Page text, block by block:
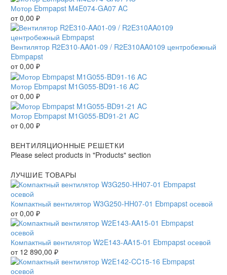
Мотор Ebmpapst M4E074-GA07 AC
от0,00 ₽
Вентилятор R2E310-AA01-09 / R2E310AA0109 центробежный
Ebmpapst
от0,00 ₽
Мотор Ebmpapst M1G055-BD91-16 AC
от0,00 ₽
Мотор Ebmpapst M1G055-BD91-21 AC
от0,00 ₽
ВЕНТИЛЯЦИОННЫЕ РЕШЕТКИ
Please select products in "Products" section
ЛУЧШИЕ ТОВАРЫ
Компактный вентилятор W3G250-HH07-01 Ebmpapst осевой
от0,00 ₽
Компактный вентилятор W2E143-AA15-01 Ebmpapst осевой
от 12 890,00 ₽